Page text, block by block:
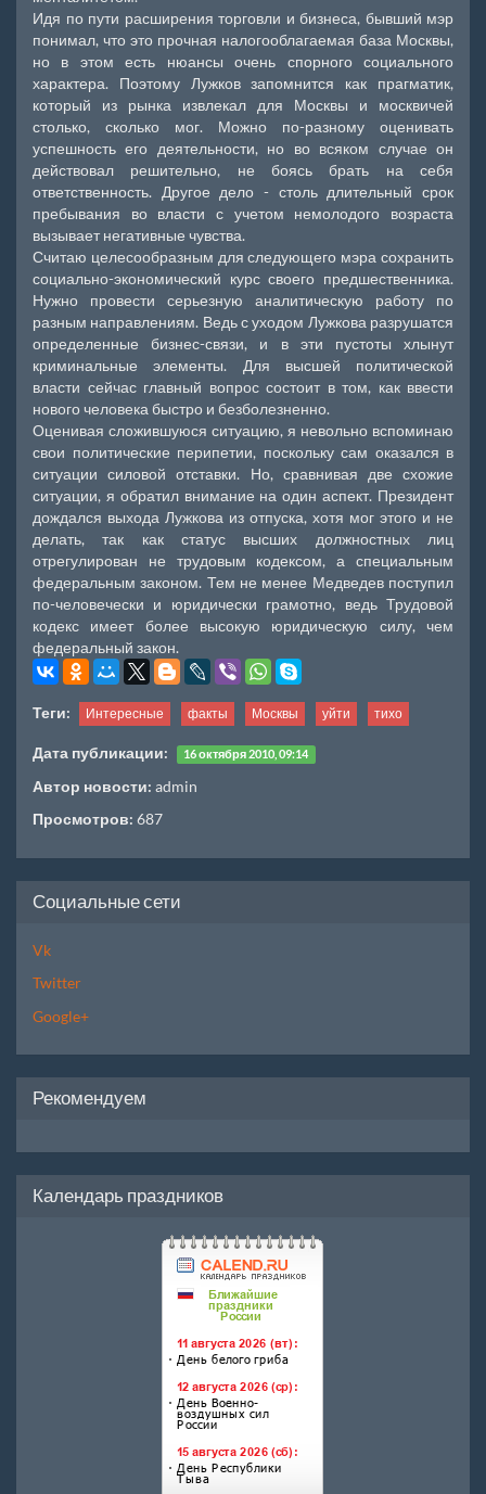
Идя по пути расширения торговли и бизнеса, бывший мэр
понимал, что это прочная налогооблагаемая база Москвы,
но в этом есть нюансы очень спорного социального
характера. Поэтому Лужков запомнится как прагматик,
который из рынка извлекал для Москвы и москвичей
столько, сколько мог. Можно по-разному оценивать
успешность его деятельности, но во всяком случае он
действовал решительно, не боясь брать на себя
ответственность. Другое дело - столь длительный срок
пребывания во власти с учетом немолодого возраста
вызывает негативные чувства.
Считаю целесообразным для следующего мэра сохранить
социально-экономический курс своего предшественника.
Нужно провести серьезную аналитическую работу по
разным направлениям. Ведь с уходом Лужкова разрушатся
определенные бизнес-связи, и в эти пустоты хлынут
криминальные элементы. Для высшей политической
власти сейчас главный вопрос состоит в том, как ввести
нового человека быстро и безболезненно.
Оценивая сложившуюся ситуацию, я невольно вспоминаю
свои политические перипетии, поскольку сам оказался в
ситуации силовой отставки. Но, сравнивая две схожие
ситуации, я обратил внимание на один аспект. Президент
дождался выхода Лужкова из отпуска, хотя мог этого и не
делать, так как статус высших должностных лиц
отрегулирован не трудовым кодексом, а специальным
федеральным законом. Тем не менее Медведев поступил
по-человечески и юридически грамотно, ведь Трудовой
кодекс имеет более высокую юридическую силу, чем
федеральный закон.
Теги: Интересные факты Москвы уйти тихо
Дата публикации: 16 октября 2010, 09:14
Автор новости: admin
Просмотров: 687
Социальные сети
Vk
Twitter
Google+
Рекомендуем
Календарь праздников